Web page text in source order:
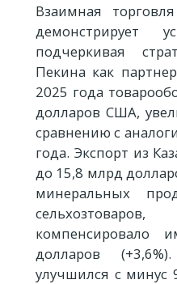
Взаимная
демонстрирует
подчеркивая
Пекина как
2025 года
долларов США,
сравнению с
года. Экспорт из
до 15,8 млрд
минеральных
долларов
улучшился с минус